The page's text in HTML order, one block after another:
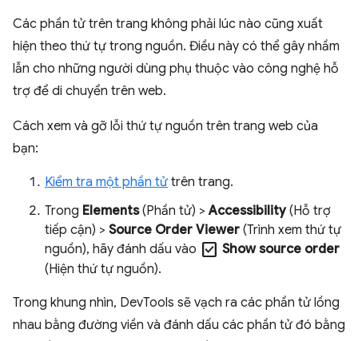
Các phần tử trên trang không phải lúc nào cũng xuất
hiện theo thứ tự trong nguồn. Điều này có thể gây nhầm
lẫn cho những người dùng phụ thuộc vào công nghệ hỗ
trợ để di chuyển trên web.
Cách xem và gỡ lỗi thứ tự nguồn trên trang web của
bạn:
Kiểm tra một phần tử trên trang.
Trong Elements(Phần tử) >Accessibility(Hỗ trợ
tiếp cận) > Source Order Viewer (Trình xem thứ tự
nguồn), hãy đánh dấu vào check_box Show source order
(Hiện thứ tự nguồn).
Trong khung nhìn, DevTools sẽ vạch ra các phần tử lồng
nhau bằng đường viền và đánh dấu các phần tử đó bằng